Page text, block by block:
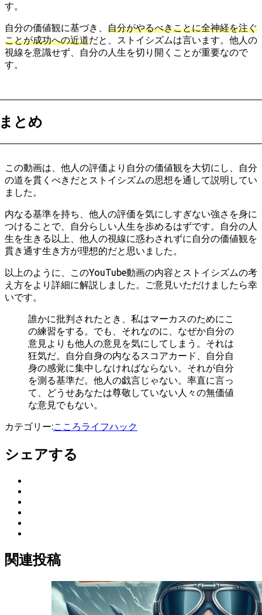
す。
自分の価値観に基づき、 自分がやるべきことに全神経を注ぐ
ことが成功への近道だと、ストイシズムは言います。他人の
視線を意識せず、自分の人生を切り開くことが重要なので
す。
とめ
この動画は、他人の評価より自分の価値観を大切にし、自分
の道を貫くべきだとストイシズムの思想を通して説明してい
ました。
内なる基準を持ち、他人の評価を気にしすぎない強さを身に
つけることで、自分らしい人生を歩めるはずです。自分の人
生を生きる以上、他人の視線に惑わされずに自分の価値観を
貫き通す生き方が理想的だと思いました。
以上のように、このYouTube動画の内容とストイシズムの考
え方をより詳細に解説しました。ご意見いただけましたら幸
いです。
誰かに批判されたとき、私はマーカスのためにこ
の練習をする。でも、それなのに、なぜか自分の
意見よりも他人の意見を気にしてしまう。それは
狂気だ。自分自身の内なるスコアカード、自分自
身の感覚に集中しなければならない。それが自分
を測る基準だ。他人の戯言じゃない。率直に言っ
て、どうせあなたは尊敬していない人々の無価値
な意見でもない。
カテゴリー:こころライフハック
シェアする
ク
マ
ア
存
購
読
関連投稿